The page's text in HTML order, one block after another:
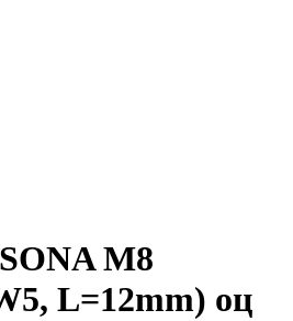
М8
L=12mm) оц